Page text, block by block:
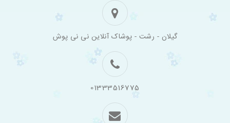
گیلان - رشت - پوشاک آنلاین نی نی پوش
01333516775